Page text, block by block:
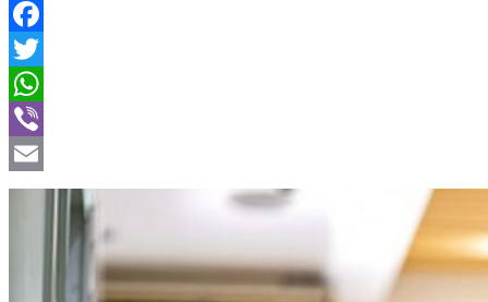
Facebook
Twitter
WhatsApp
Viber
Email